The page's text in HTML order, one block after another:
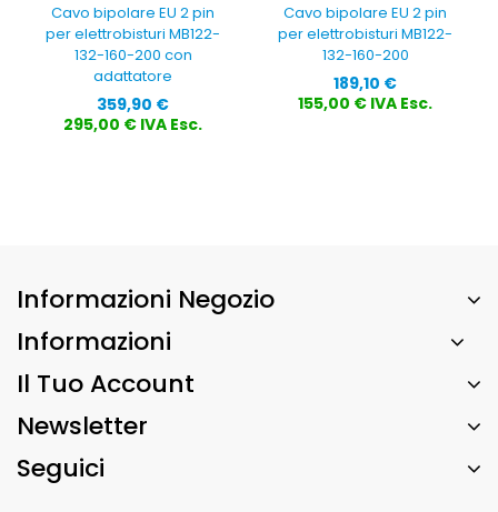
Cavo bipolare EU 2 pin
per elettrobisturi MB122-
132-160-200 con
adattatore
Prezzo
359,90 €
295,00 € IVA Esc.
Cavo bipolare EU 2 pin
per elettrobisturi MB122-
132-160-200
Prezzo
189,10 €
155,00 € IVA Esc.
Informazioni Negozio
Informazioni
Il Tuo Account
Newsletter
Seguici